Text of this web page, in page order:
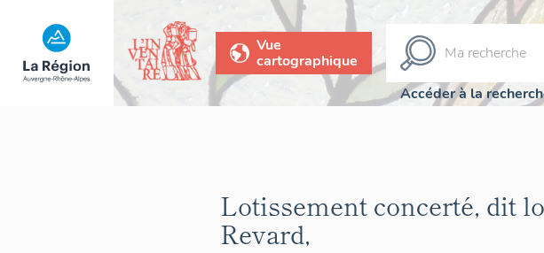
Vue
cartographique
Accéder à la
Lotissement concerté, dit
Revard,